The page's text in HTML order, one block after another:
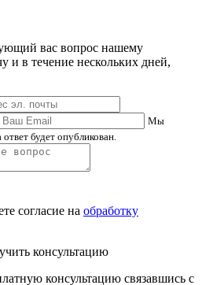
вас вопрос нашему
и в течение нескольких дней,
Мы
будет опубликован.
согласие на обработку
консультацию
консультацию связавшись с